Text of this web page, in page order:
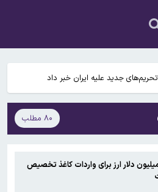
گزینه پرسپولیس به نساجی
منصوریان/مدافع پرسپولیس لژیونر
جدید علیه ایران خبر داد
تا ۲۰ شهریور/ جزئیات
تحت تعقیب قرار گرفت
گزینه پرسپولیس به نساجی
منصوریان/مدافع پرسپولیس لژیونر
۸۰ مطلب
میلیون دلار ارز برای واردات کاغذ تخصیص